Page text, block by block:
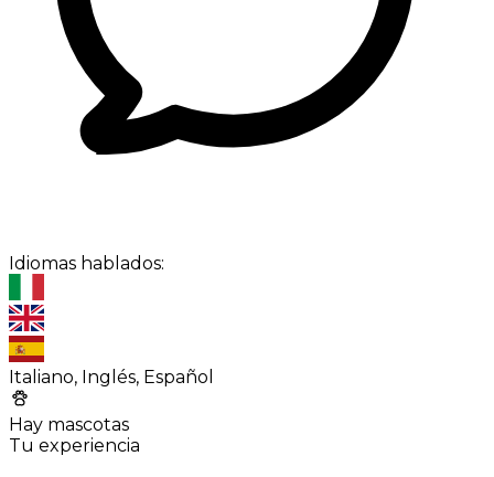
Idiomas hablados:
Italiano, Inglés, Español
Hay mascotas
Tu experiencia